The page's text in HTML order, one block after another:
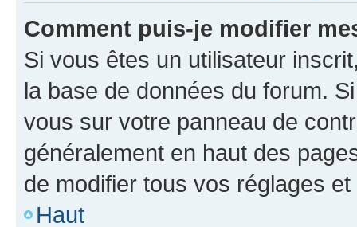
Comment puis-je modifier
Si vous êtes un utilisateur
la base de données du forum.
vous sur votre panneau de
généralement en haut des
de modifier tous vos réglages
Haut